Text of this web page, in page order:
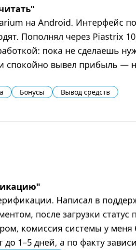
"
на Android. Интерфейс
Пополнял через Piastrix
пока не сделаешь
спокойно вывел прибыль —
Бонусы Вывод средств
"
Написал в
после загрузки
комиссия системы у меня
1–5 дней, а по факту